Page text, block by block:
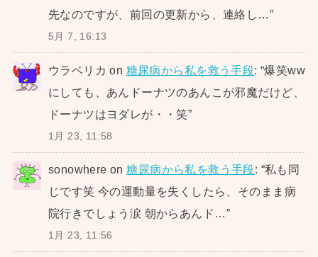
先なのですが、前回の更新から、連絡し…”
5月 7, 16:13
ウラベリカ on 糖尿病から私を救う手段: “爆笑ww
にしても、あんドーナツのあんこが邪魔だけど、
ドーナツはヨダレが・・笑”
1月 23, 11:58
sonowhere on糖尿病から私を救う手段: “私も同
じです笑 今の運動量を失くしたら、そのまま病
院行きでしょう涙 朝からあんド…”
1月 23, 11:56